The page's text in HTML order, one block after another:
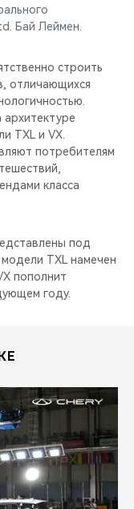
Бай Леймен.
строить
отличающихся
TXL и VX.
потребителям
класса
под
TXL намечен
пополнит
году.